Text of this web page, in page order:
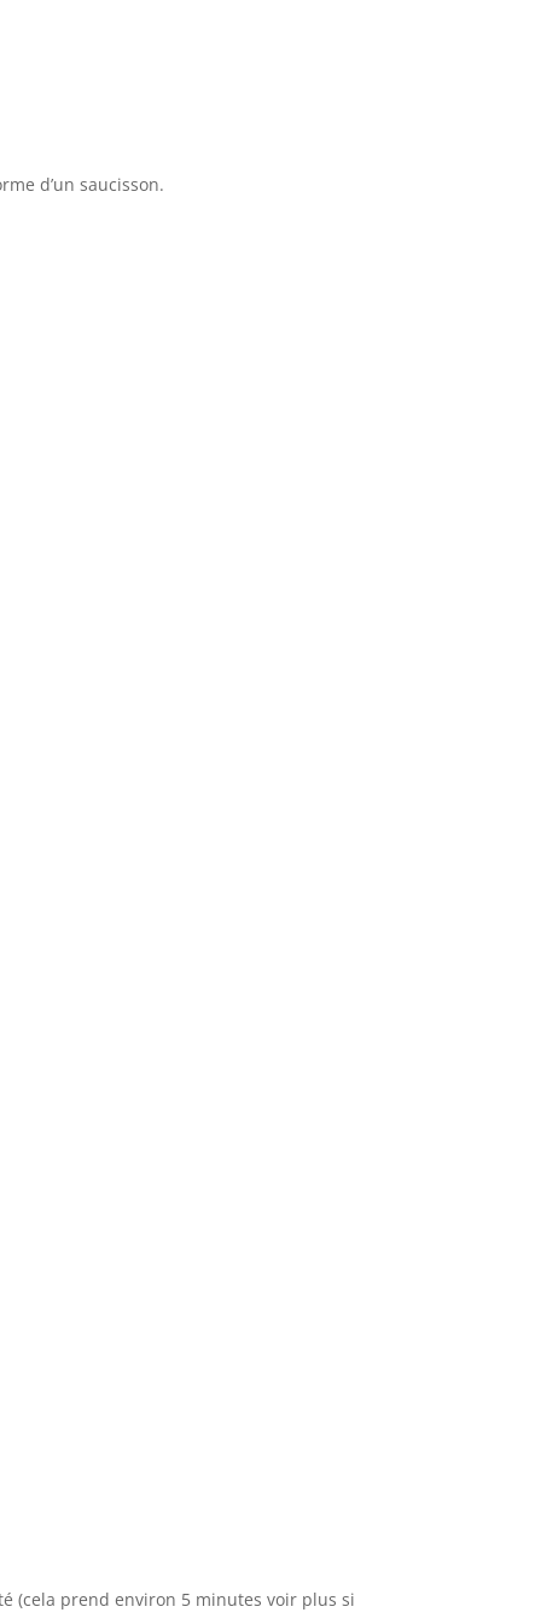
d’un saucisson.
(cela prend environ 5 minutes voir plus si